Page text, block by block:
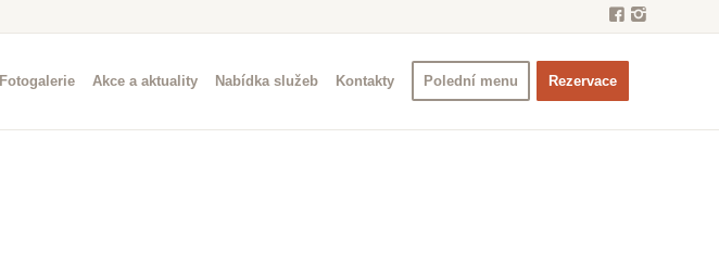
Fotogalerie Akce a aktuality Nabídka služeb Kontakty Polední menu Rezervace